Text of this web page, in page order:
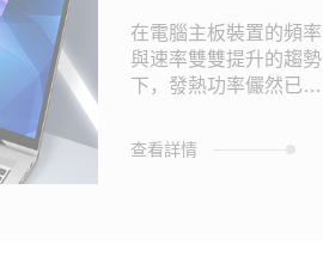
在電腦主板裝置的頻率
與速率雙雙提升的趨勢
下，發熱功率儼然已成
何透過導散熱元件的設
計導入，得到最佳化的
查看詳情